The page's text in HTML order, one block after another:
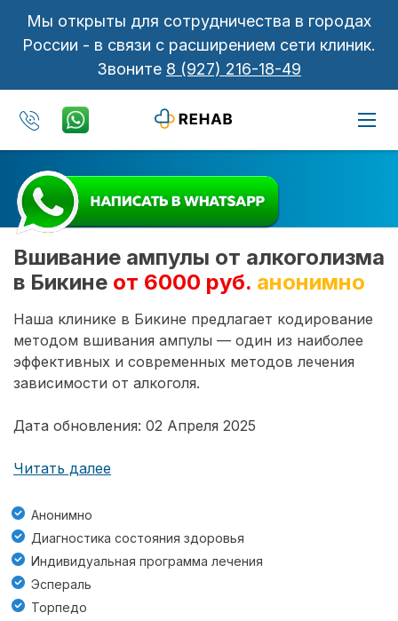
Мы открыты для сотрудничества в городах
России - в связи с расширением сети клиник.
Звоните 8 (927) 216-18-49
Вшивание ампулы от алкоголизма
в Бикине от 6000 руб. анонимно
Наша клинике в Бикине предлагает кодирование
методом вшивания ампулы — один из наиболее
эффективных и современных методов лечения
зависимости от алкоголя.
Дата обновления: 02 Апреля 2025
Читать далее
Анонимно
Диагностика состояния здоровья
Индивидуальная программа лечения
Эспераль
Торпедо